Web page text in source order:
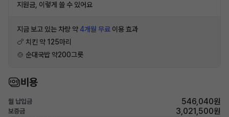
지원금, 이렇게 쓸 수 있어요
지금 보고 있는 차량 약4개월 무료 이용 효과
🍗 치킨 약 125마리
🍲 순대국밥 약200그릇
비용
월 납입금 546,040원
보증금 3,021,500원